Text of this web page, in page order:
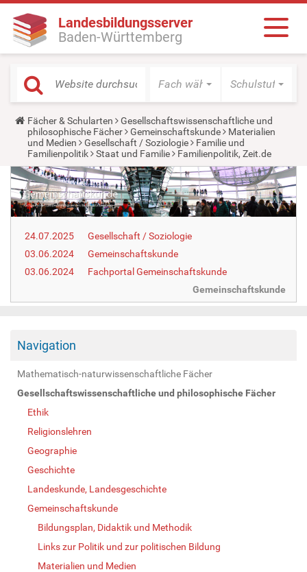
Landesbildungsserver
Baden-Württemberg
Fach wählen Schulstufe
Y
o
u
a
r
e
h
e
r
e
Fächer & Schularten
Gesellschaftswissenschaftliche und
philosophische Fächer
Gemeinschaftskunde
Materialien
und Medien
Gesellschaft / Soziologie
Familie und
Familienpolitik
Staat und Familie Familienpolitik, Zeit.de
24.07.2025
Gesellschaft / Soziologie
03.06.2024
Gemeinschaftskunde
03.06.2024
Fachportal Gemeinschaftskunde
Gemeinschaftskunde
Navigation
Mathematisch-naturwissenschaftliche Fächer
Gesellschaftswissenschaftliche und philosophische Fächer
Ethik
Religionslehren
Geographie
Geschichte
Landeskunde, Landesgeschichte
Gemeinschaftskunde
Bildungsplan, Didaktik und Methodik
Links zur Politik und zur politischen Bildung
Materialien und Medien